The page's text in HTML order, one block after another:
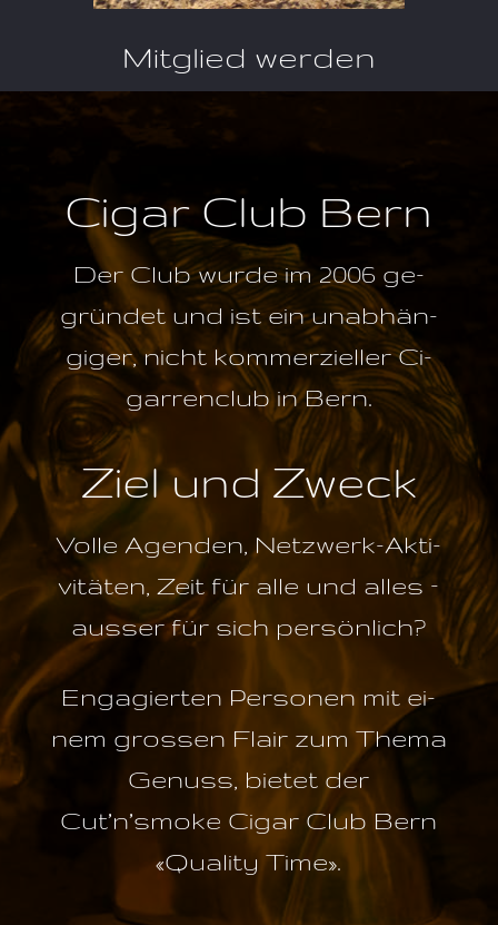
Mit­glied werden
Ci­gar Club Bern
Der Club wur­de im 2006 ge­
grün­det und ist ein un­ab­hän­
gi­ger, nicht kom­mer­zi­el­ler Ci­
gar­ren­club in Bern.
Ziel und Zweck
Vol­le Agen­den, Netz­werk-Ak­ti­
vi­tä­ten, Zeit für al­le und al­les –
aus­ser für sich persönlich?
En­ga­gier­ten Per­so­nen mit ei­
nem gros­sen Flair zum The­ma
Ge­nuss, bie­tet der
Cut’n’smoke Ci­gar Club Bern
«Qua­li­ty Time».